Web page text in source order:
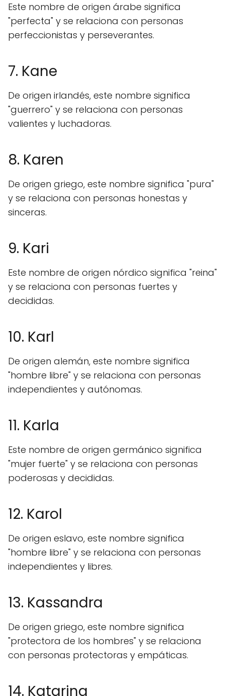
Este nombre de origen árabe significa
"perfecta" y se relaciona con personas
perfeccionistas y perseverantes.
7. Kane
De origen irlandés, este nombre significa
"guerrero" y se relaciona con personas
valientes y luchadoras.
8. Karen
De origen griego, este nombre significa "pura"
y se relaciona con personas honestas y
sinceras.
9. Kari
Este nombre de origen nórdico significa "reina"
y se relaciona con personas fuertes y
decididas.
10. Karl
De origen alemán, este nombre significa
"hombre libre" y se relaciona con personas
independientes y autónomas.
11. Karla
Este nombre de origen germánico significa
"mujer fuerte" y se relaciona con personas
poderosas y decididas.
12. Karol
De origen eslavo, este nombre significa
"hombre libre" y se relaciona con personas
independientes y libres.
13. Kassandra
De origen griego, este nombre significa
"protectora de los hombres" y se relaciona
con personas protectoras y empáticas.
14. Katarina